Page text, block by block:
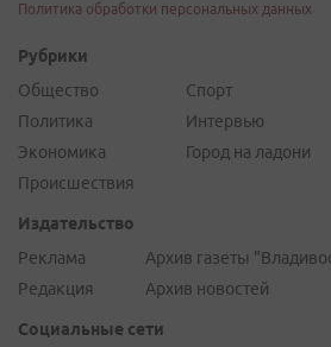
Политика обработки персональных данных
Рубрики
Общество
Политика
Экономика
Происшествия
Спорт
Интервью
Город на ладони
Издательство
Реклама
Редакция
Архив газеты
Архив новостей
Социальные сети